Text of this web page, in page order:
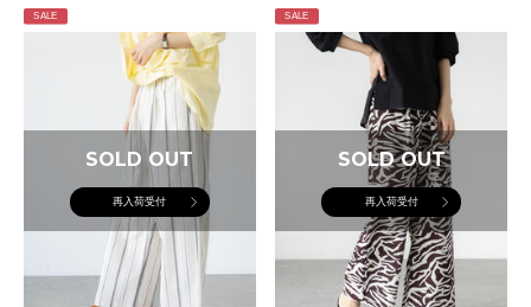
SALE
SOLD OUT
再入荷受付
SALE
SOLD OUT
再入荷受付